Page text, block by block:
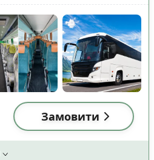
Замовити